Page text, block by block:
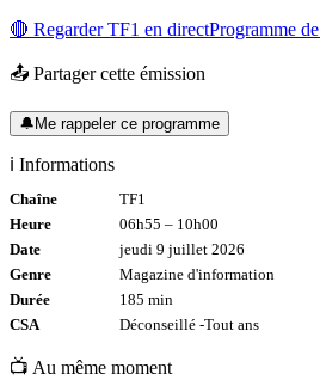
🔴 RegarderTF1 en directProgramme de
📤 Partager cette émission
🔔Me rappeler ce programme
ℹ️ Informations
Chaîne
TF1
Heure
06h55 – 10h00
Date
jeudi 9 juillet 2026
Genre
Magazine d'information
Durée
185 min
CSA
Déconseillé -Tout ans
📺 Au même moment